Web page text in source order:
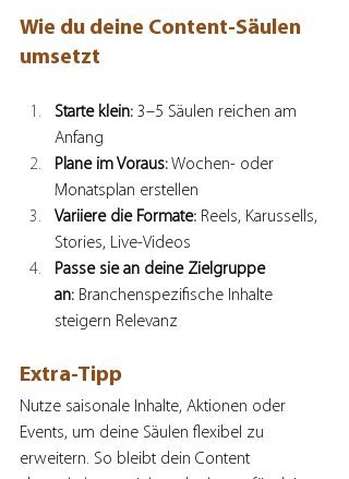
Wie du deine Content-Säulen
umsetzt
Starte klein: 3–5 Säulen reichen am
Anfang
Plane im Voraus: Wochen- oder
Monatsplan erstellen
Variiere die Formate: Reels, Karussells,
Stories, Live-Videos
Passe sie an deine Zielgruppe
an: Branchenspezifische Inhalte
steigern Relevanz
Extra-Tipp
Nutze saisonale Inhalte, Aktionen oder
Events, um deine Säulen flexibel zu
erweitern. So bleibt dein Content